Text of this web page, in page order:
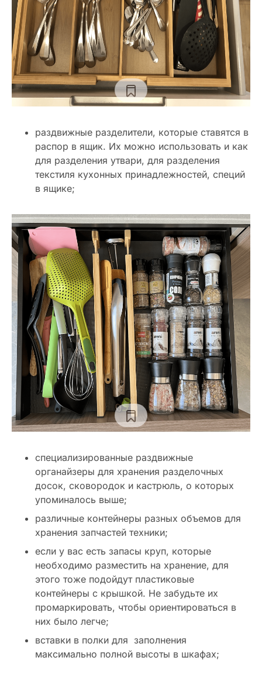
раздвижные разделители, которые ставятся в
распор в ящик. Их можно использовать и как
для разделения утвари, для разделения
текстиля кухонных принадлежностей, специй
в ящике;
специализированные раздвижные
органайзеры для хранения разделочных
досок, сковородок и кастрюль, о которых
упоминалось выше;
различные контейнеры разных объемов для
хранения запчастей техники;
если у вас есть запасы круп, которые
необходимо разместить на хранение, для
этого тоже подойдут пластиковые
контейнеры с крышкой. Не забудьте их
промаркировать, чтобы ориентироваться в
них было легче;
вставки в полки для заполнения
максимально полной высоты в шкафах;